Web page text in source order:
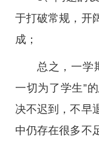
于打破常规，开
成；
总之，一学
一切为了学生”
决不迟到，不早
中仍存在很多不